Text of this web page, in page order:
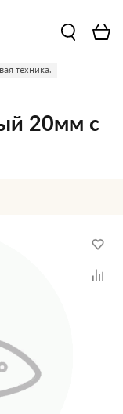
техника.
20мм с